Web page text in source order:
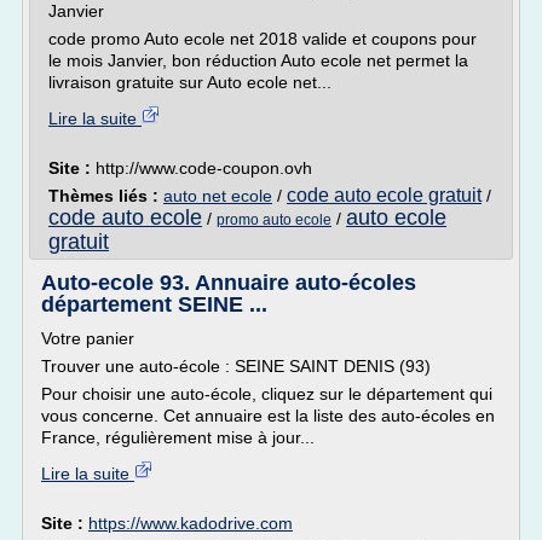
Janvier
code promo Auto ecole net 2018 valide et coupons pour
le mois Janvier, bon réduction Auto ecole net permet la
livraison gratuite sur Auto ecole net...
Lire la suite
Site : http://www.code-coupon.ovh
Thèmes liés : auto net ecole / code auto ecole gratuit/
code auto ecole / promo auto ecole / auto ecole
gratuit
Auto-ecole 93. Annuaire auto-écoles
département SEINE ...
Votre panier
Trouver une auto-école : SEINE SAINT DENIS (93)
Pour choisir une auto-école, cliquez sur le département qui
vous concerne. Cet annuaire est la liste des auto-écoles en
France, régulièrement mise à jour...
Lire la suite
Site : https://www.kadodrive.com